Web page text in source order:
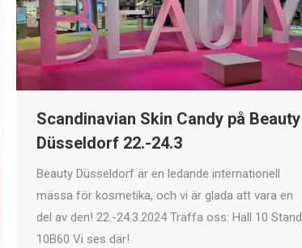
Scandinavian Skin Candy på Beauty
Düsseldorf 22.-24.3
Beauty Düsseldorf är en ledande internationell
mässa för kosmetika, och vi är glada att vara en
del av den! 22.-24.3.2024 Träffa oss: Hall 10 Stand
10B60 Vi ses där!